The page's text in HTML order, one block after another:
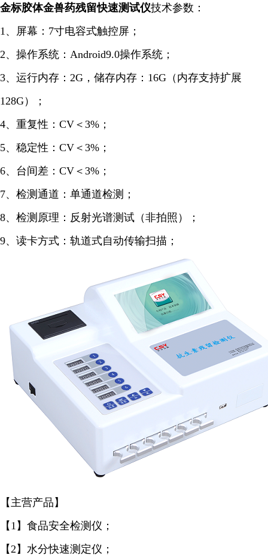
金标胶体金兽药残留快速测试仪技术参数：
1、屏幕：7寸电容式触控屏；
2、操作系统：Android9.0操作系统；
3、运行内存：2G，储存内存：16G（内存支持扩展
128G）；
4、重复性：CV＜3%；
5、稳定性：CV＜3%；
6、台间差：CV＜3%；
7、检测通道：单通道检测；
8、检测原理：反射光谱测试（非拍照）；
9、读卡方式：轨道式自动传输扫描；
【主营产品】
【1】食品安全检测仪；
【2】水分快速测定仪；